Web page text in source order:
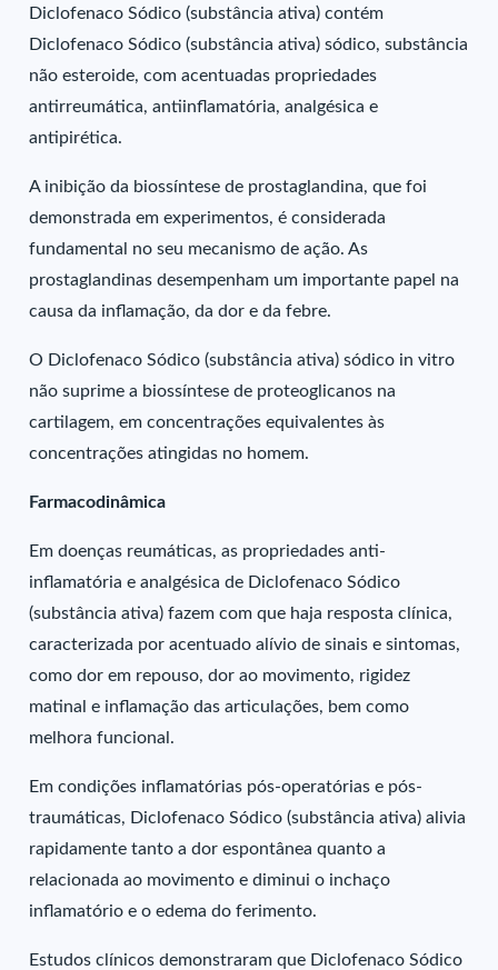
Diclofenaco Sódico (substância ativa) contém
Diclofenaco Sódico (substância ativa) sódico, substância
não esteroide, com acentuadas propriedades
antirreumática, antiinflamatória, analgésica e
antipirética.
A inibição da biossíntese de prostaglandina, que foi
demonstrada em experimentos, é considerada
fundamental no seu mecanismo de ação. As
prostaglandinas desempenham um importante papel na
causa da inflamação, da dor e da febre.
O Diclofenaco Sódico (substância ativa) sódico in vitro
não suprime a biossíntese de proteoglicanos na
cartilagem, em concentrações equivalentes às
concentrações atingidas no homem.
Farmacodinâmica
Em doenças reumáticas, as propriedades anti-
inflamatória e analgésica de Diclofenaco Sódico
(substância ativa) fazem com que haja resposta clínica,
caracterizada por acentuado alívio de sinais e sintomas,
como dor em repouso, dor ao movimento, rigidez
matinal e inflamação das articulações, bem como
melhora funcional.
Em condições inflamatórias pós-operatórias e pós-
traumáticas, Diclofenaco Sódico (substância ativa) alivia
rapidamente tanto a dor espontânea quanto a
relacionada ao movimento e diminui o inchaço
inflamatório e o edema do ferimento.
Estudos clínicos demonstraram que Diclofenaco Sódico